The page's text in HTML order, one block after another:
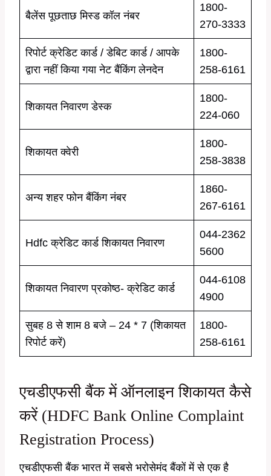
बैलेंस पूछताछ मिस्ड कॉल नंबर
1800-
270-3333
रिपोर्ट क्रेडिट कार्ड / डेबिट कार्ड / आपके
द्वारा नहीं किया गया नेट बैंकिंग लेनदेन
1800-
258-6161
शिकायत निवारण डेस्क
1800-
224-060
शिकायत क्वेरी
1800-
258-3838
अन्य शहर फोन बैंकिंग नंबर
1860-
267-6161
Hdfc क्रेडिट कार्ड शिकायत निवारण
044-2362
5600
शिकायत निवारण प्रकोष्ठ- क्रेडिट कार्ड
044-6108
4900
सुबह 8 से शाम 8 बजे – 24 * 7 (शिकायत
रिपोर्ट करें)
1800-
258-6161
एचडीएफसी बैंक में ऑनलाइन शिकायत कैसे
करें (HDFC Bank Online Complaint
Registration Process)
एचडीएफसी बैंक भारत में सबसे भरोसेमंद बैंकों में से एक है